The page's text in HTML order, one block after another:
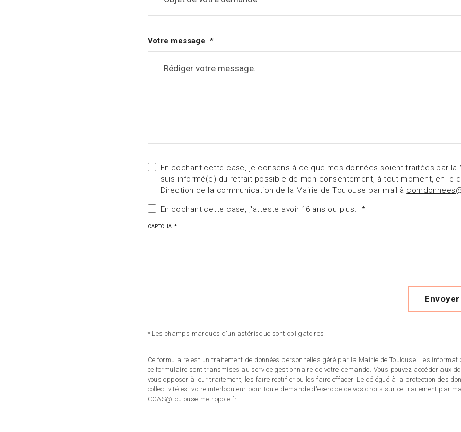
Votre message
En cochant cette case, je consens à ce que mes données soient traitées par la
suis informé(e) du retrait possible de mon consentement, à tout moment, en le
Direction de la communication de la Mairie de Toulouse par mail à
En cochant cette case, j'atteste avoir 16 ans ou plus.
CAPTCHA
* Les champs marqués d'un astérisque sont obligatoires.
Ce formulaire est un traitement de données personnelles géré par la Mairie de Toulouse. Les
ce formulaire sont transmises au service gestionnaire de votre demande. Vous pouvez accéder aux
vous opposer à leur traitement, les faire rectifier ou les faire effacer. Le délégué à la protection des
collectivité est votre interlocuteur pour toute demande d'exercice de vos droits sur ce traitement par
CCAS@toulouse-metropole.fr.